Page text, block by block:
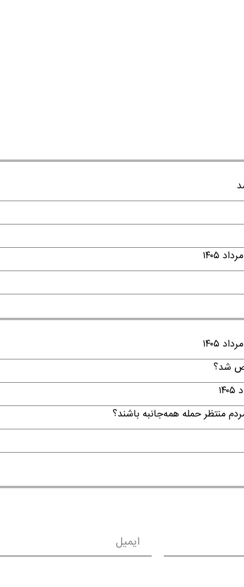
شد؟
منتظر حمله همه‌جانبه باشند؟
ایمیل